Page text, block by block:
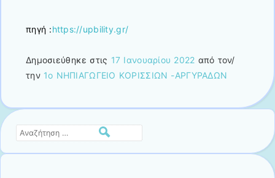
πηγή :https://upbility.gr/
Δημοσιεύθηκε στις 17 Ιανουαρίου 2022 από τον/
την 1ο ΝΗΠΙΑΓΩΓΕΙΟ ΚΟΡΙΣΣΙΩΝ -ΑΡΓΥΡΑΔΩΝ
Αναζήτηση